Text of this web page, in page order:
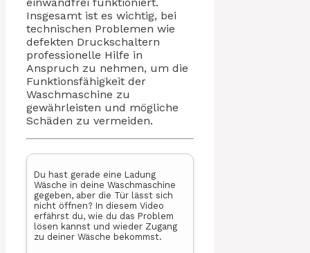
Insgesamt ist es wichtig, bei
technischen Problemen wie
defekten Druckschaltern
professionelle Hilfe in
Anspruch zu nehmen, um die
Funktionsfähigkeit der
Waschmaschine zu
gewährleisten und mögliche
Schäden zu vermeiden.
Du hast gerade eine Ladung
Wäsche in deine Waschmaschine
gegeben, aber die Tür lässt sich
nicht öffnen? In diesem Video
erfährst du, wie du das Problem
lösen kannst und wieder Zugang
zu deiner Wäsche bekommst.